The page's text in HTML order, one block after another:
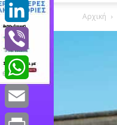
Αρχική
Twitter
LinkedIn
Viber
WhatsApp
Email